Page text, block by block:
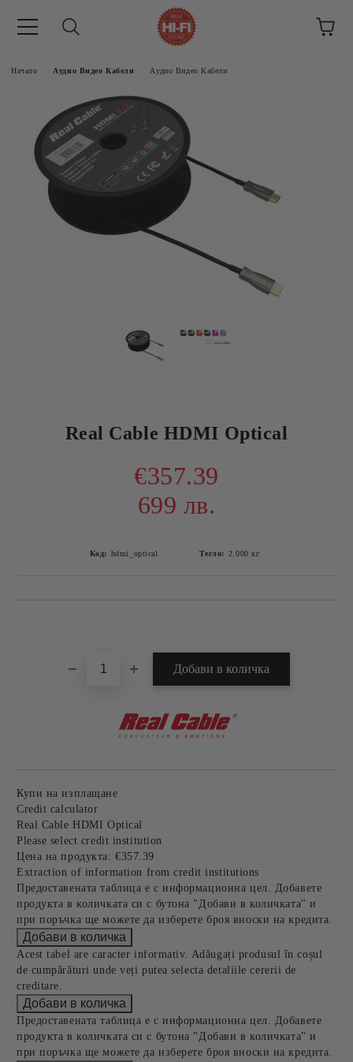
Начало Аудио Видео Кабели Аудио Видео Кабели
Real Cable HDMI Optical
€357.39
699 лв.
Код: hdmi_optical Тегло: 2.000 кг
Купи на изплащане
Credit calculator
Real Cable HDMI Optical
Please select credit institution
Цена на продукта: €357.39
Extraction of information from credit institutions
Предоставената таблица е с информационна цел. Добавете
продукта в количката си с бутона "Добави в количката" и
при поръчка ще можете да изберете броя вноски на кредита.
Acest tabel are caracter informativ. Adăugați produsul în coșul
de cumpărături unde veți putea selecta detaliile cererii de
creditare.
Предоставената таблица е с информационна цел. Добавете
продукта в количката си с бутона "Добави в количката" и
при поръчка ще можете да изберете броя вноски на кредита.